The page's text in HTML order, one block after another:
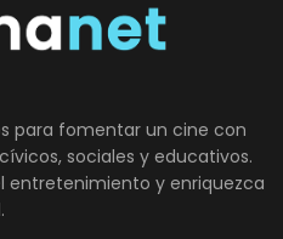
para fomentar un cine con
sociales y educativos.
entretenimiento y enriquezca